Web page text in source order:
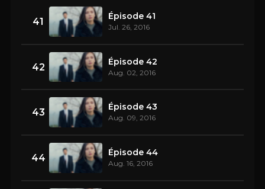
41 Épisode 41
Jul. 26, 2016
42 Épisode 42
Aug. 02, 2016
43 Épisode 43
Aug. 09, 2016
44 Épisode 44
Aug. 16, 2016